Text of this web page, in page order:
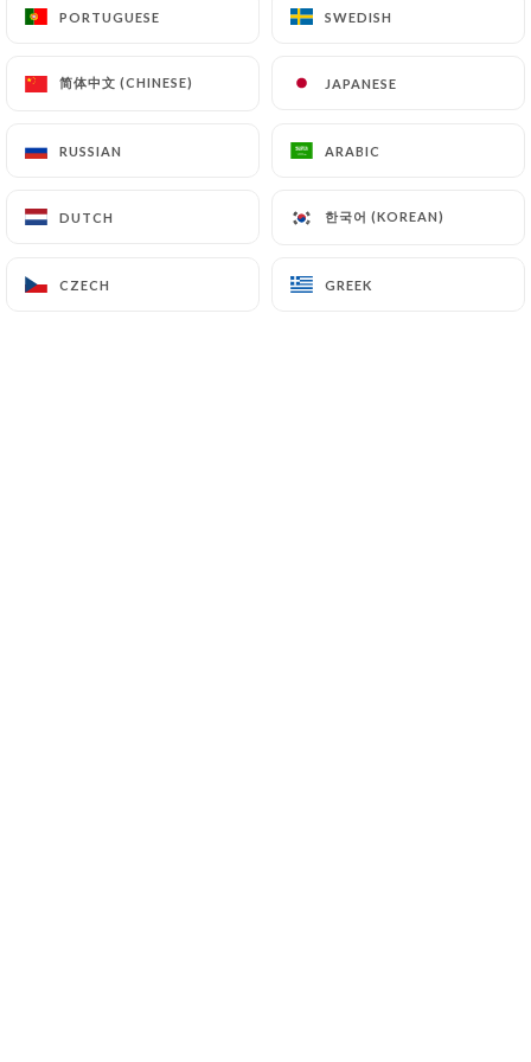
PORTUGUESE SWEDISH
简体中文 (CHINESE) JAPANESE
RUSSIAN ARABIC
DUTCH 한국어 (KOREAN)
CZECH GREEK
PORTUGUESE SWEDISH
简体中文 (CHINESE) JAPANESE
RUSSIAN ARABIC
DUTCH 한국어 (KOREAN)
CZECH GREEK